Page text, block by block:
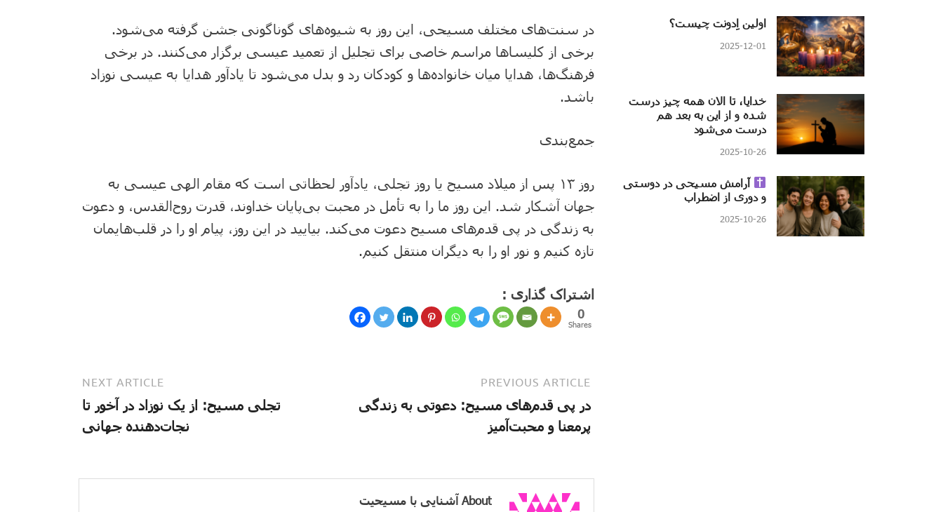
در سنت‌های مختلف مسیحی، این روز به شیوه‌های گوناگونی جشن گرفته می‌شود.
برخی از کلیساها مراسم خاصی برای تجلیل از تعمید عیسی برگزار می‌کنند. در برخی
فرهنگ‌ها، هدایا میان خانواده‌ها و کودکان رد و بدل می‌شود تا یادآور هدایا به عیسی نوزاد
باشد.
جمع‌بندی
روز ۱۳ پس از میلاد مسیح یا روز تجلی، یادآور لحظاتی است که مقام الهی عیسی به
جهان آشکار شد. این روز ما را به تأمل در محبت بی‌پایان خداوند، قدرت روح‌القدس، و دعوت
به زندگی در پی قدم‌های مسیح دعوت می‌کند. بیایید در این روز، پیام او را در قلب‌هایمان
تازه کنیم و نور او را به دیگران منتقل کنیم.
اشتراک گذاری :
0
Shares
PREVIOUS ARTICLE
در پی قدم‌های مسیح: دعوتی به زندگی
پرمعنا و محبت‌آمیز
NEXT ARTICLE
تجلی مسیح: از یک نوزاد در آخور تا
نجات‌دهنده جهانی
About آشنایی با مسیحیت
اولین اِدونت چیست؟
2025-12-01
خدایا، تا الان همه چیز درست
شده و از این به بعد هم
درست می‌شود
2025-10-26
آرامش مسیحی در دوستی
و دوری از اضطراب
2025-10-26